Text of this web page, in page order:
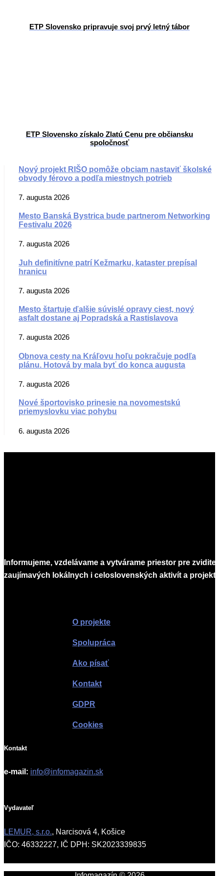
ETP Slovensko pripravuje svoj prvý letný tábor
ETP Slovensko získalo Zlatú Cenu pre občiansku
spoločnosť
Nový projekt RIŠO pomôže obciam nastaviť školské
obvody férovo a podľa miestnych potrieb
7. augusta 2026
Mesto Banská Bystrica bude partnerom Networking
Festivalu 2026
7. augusta 2026
Juh definitívne patrí Kežmarku, kataster prepísal
hranicu
7. augusta 2026
Mesto štartuje ďalšie súvislé opravy ciest, nový
asfalt dostane aj Popradská a Rastislavova
7. augusta 2026
Obnova cesty na Kráľovu hoľu pokračuje podľa
plánu. Hotová by mala byť do konca augusta
7. augusta 2026
Nové športovisko prinesie na novomestskú
priemyslovku viac pohybu
6. augusta 2026
Informujeme, vzdelávame a vytvárame priestor pre
zaujímavých lokálnych i celoslovenských aktivít a
O projekte
Spolupráca
Ako písať
Kontakt
GDPR
Cookies
Kontakt
e-mail: info@infomagazin.sk
Vydavateľ
LEMUR, s.r.o., Narcisová 4, Košice
IČO: 46332227, IČ DPH: SK2023339835